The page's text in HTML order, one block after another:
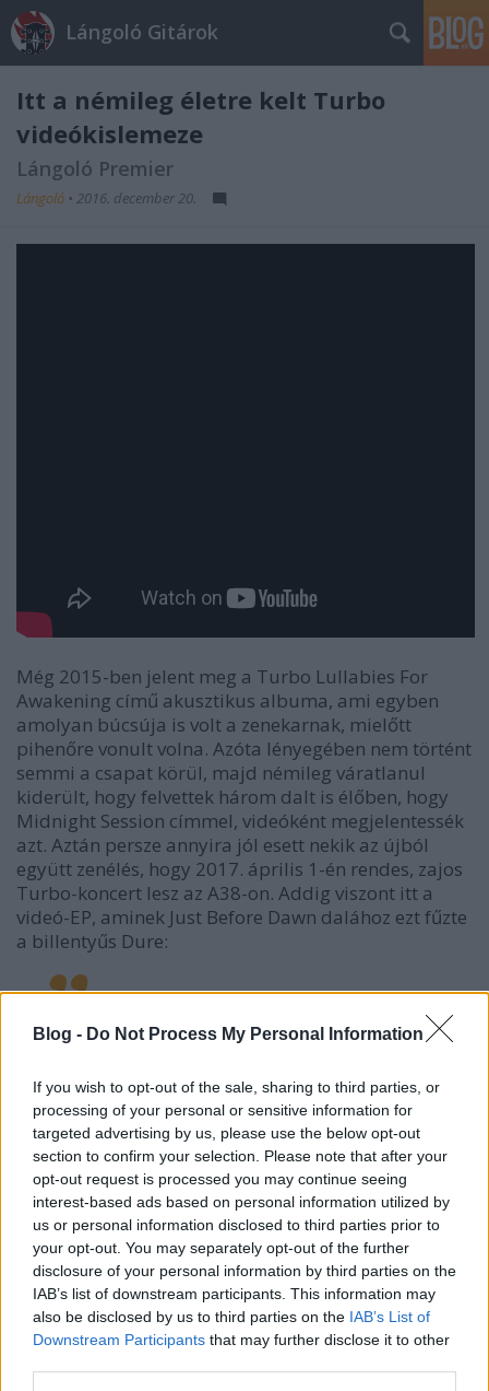
Blog - Do Not Process My Personal Information
If you wish to opt-out of the sale, sharing to third parties, or
processing of your personal or sensitive information for
targeted advertising by us, please use the below opt-out
section to confirm your selection. Please note that after your
opt-out request is processed you may continue seeing
interest-based ads based on personal information utilized by
us or personal information disclosed to third parties prior to
your opt-out. You may separately opt-out of the further
disclosure of your personal information by third parties on the
IAB’s list of downstream participants. This information may
also be disclosed by us to third parties on the IAB’s List of
Downstream Participants that may further disclose it to other
Lángoló Gitárok
Itt a némileg életre kelt Turbo
videókislemeze
Lángoló Premier
Lángoló • 2016. december 20.
Még 2015-ben jelent meg a Turbo Lullabies For
Awakening című akusztikus albuma, ami egyben
amolyan búcsúja is volt a zenekarnak, mielőtt
pihenőre vonult volna. Azóta lényegében nem történt
semmi a csapat körül, majd némileg váratlanul
kiderült, hogy felvettek három dalt is élőben, hogy
Midnight Session címmel, videóként megjelentessék
azt. Aztán persze annyira jól esett nekik az újból
együtt zenélés, hogy 2017. április 1-én rendes, zajos
Turbo-koncert lesz az A38-on. Addig viszont itt a
videó-EP, aminek Just Before Dawn dalához ezt fűzte
a billentyűs Dure:
Hiányzott már a társaság és nagyon várom
hosszú idő tud lenni, ugyanakkor
mindannyiunkra ráfért 10 év után egy
lélegzetvételnyi szünet. A most megjelenő
dal, a Just Before Dawn kapcsán azt hiszem
kijelenthetem, hogy véglegesen bővült a
Turbo hangszíntár a szitár megjelenésével.
Elengedhetetlen adalék lesz ezentúl minden
jövőbeli koncerten.